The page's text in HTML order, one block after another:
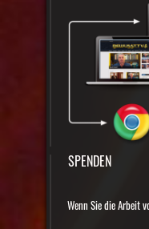
SPENDEN
Wenn Sie die Arbeit